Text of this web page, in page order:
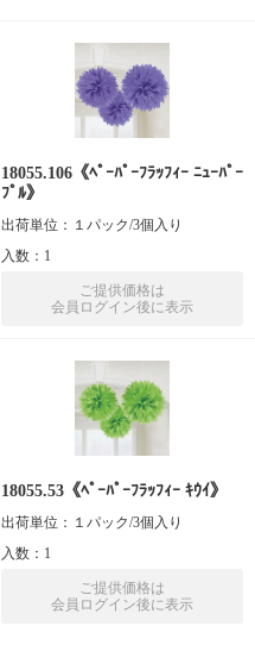
18055.106《ﾍﾟｰﾊﾟｰﾌﾗｯﾌｨｰ ﾆｭｰﾊﾟｰ
ﾌﾟﾙ》
出荷単位：１パック/3個入り
入数：1
ご提供価格は
会員ログイン後に表示
18055.53《ﾍﾟｰﾊﾟｰﾌﾗｯﾌｨｰ ｷｳｲ》
出荷単位：１パック/3個入り
入数：1
ご提供価格は
会員ログイン後に表示